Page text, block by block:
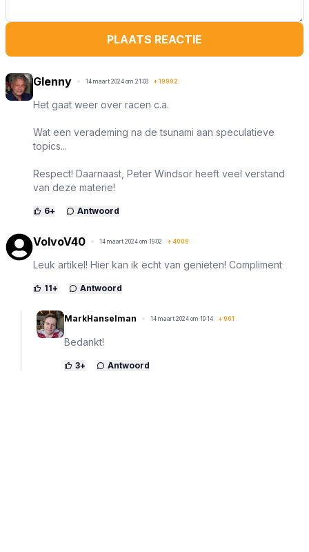
PLAATS REACTIE
Glenny 14 maart 2024 om 21:03 + 19992
Het gaat weer over racen c.a.
Wat een verademing na de tsunami aan speculatieve
topics...
Respect! Daarnaast, Peter Windsor heeft veel verstand
van deze materie!
6+ Antwoord
VolvoV40 14 maart 2024 om 19:02 + 4009
Leuk artikel! Hier kan ik echt van genieten! Compliment
11+ Antwoord
MarkHanselman 14 maart 2024 om 19:14 + 961
Bedankt!
3+ Antwoord